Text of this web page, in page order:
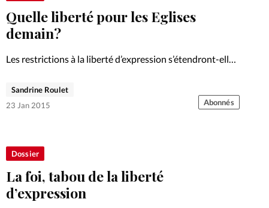
Foi
Opinions
À propos
Quelle liberté pour les Eglises
demain?
Les restrictions à la liberté d’expression s’étendront-elles
refusent à aborder certains sujets? Analyse. Découvrez
sur ce site les autres articles de notre dossier consacré
Sandrine Roulet
23 Jan 2015
Abonnés
Dossier
La foi, tabou de la liberté
d’expression